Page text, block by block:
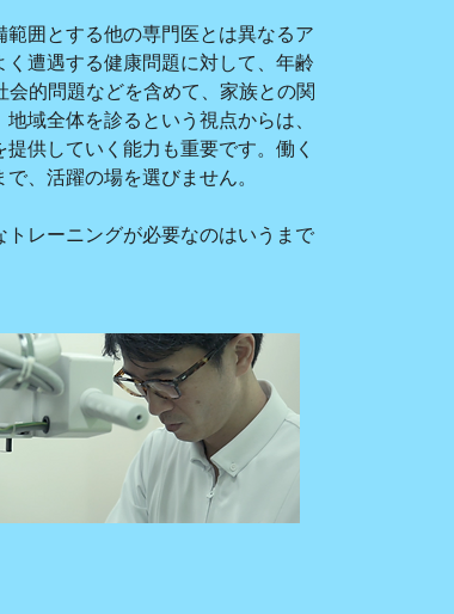
囲とする他の専門医とは異なるア
遭遇する健康問題に対して、年齢
的問題などを含めて、家族との関
域全体を診るという視点からは、
供していく能力も重要です。働く
、活躍の場を選びません。
レーニングが必要なのはいうまで